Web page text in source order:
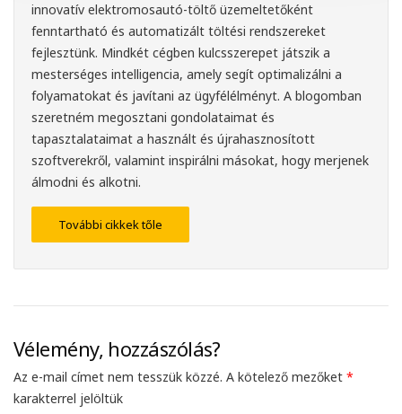
innovatív elektromosautó-töltő üzemeltetőként
fenntartható és automatizált töltési rendszereket
fejlesztünk. Mindkét cégben kulcsszerepet játszik a
mesterséges intelligencia, amely segít optimalizálni a
folyamatokat és javítani az ügyfélélményt. A blogomban
szeretném megosztani gondolataimat és
tapasztalataimat a használt és újrahasznosított
szoftverekről, valamint inspirálni másokat, hogy merjenek
álmodni és alkotni.
További cikkek tőle
Vélemény, hozzászólás?
Az e-mail címet nem tesszük közzé. A kötelező mezőket *
karakterrel jelöltük